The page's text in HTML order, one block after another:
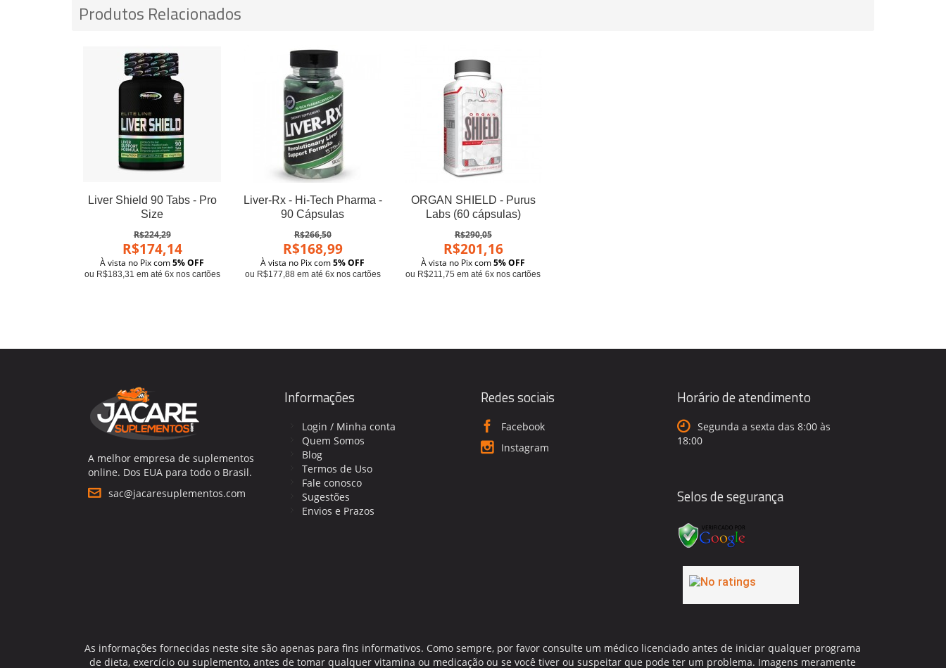
Produtos Relacionados
Liver Shield 90 Tabs - Pro
Size
R$224,29
R$174,14
À vista no Pix com5% OFF
ou R$183,31 em até 6x nos cartões
Liver-Rx - Hi-Tech Pharma -
90 Cápsulas
R$266,50
R$168,99
À vista no Pix com5% OFF
ou R$177,88 em até 6x nos cartões
ORGAN SHIELD - Purus
Labs (60 cápsulas)
R$290,05
R$201,16
À vista no Pix com5% OFF
ou R$211,75 em até 6x nos cartões
A melhor empresa de suplementos
online. Dos EUA para todo o Brasil.
sac@jacaresuplementos.com
Informações
Login / Minha conta
Quem Somos
Blog
Termos de Uso
Fale conosco
Sugestões
Envios e Prazos
Redes sociais
Facebook
Instagram
Horário de atendimento
Segunda a sexta das 8:00 às
18:00
Selos de segurança
As informações fornecidas neste site são apenas para fins informativos. Como sempre, por favor consulte um médico licenciado antes de iniciar qualquer programa
de dieta, exercício ou suplemento, antes de tomar qualquer vitamina ou medicação ou se você tiver ou suspeitar que pode ter um problema. Imagens meramente